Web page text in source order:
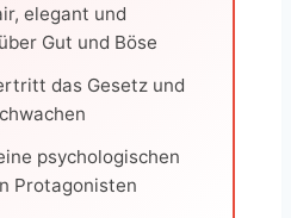
elegant und
Gut und Böse
das Gesetz und
psychologischen
Protagonisten